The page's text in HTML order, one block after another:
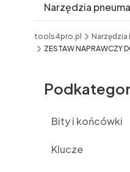
Narzędzia
tools4pro.pl Narzędzia
ZESTAW NAPRAWCZY
Bity i końcówki
Klucze